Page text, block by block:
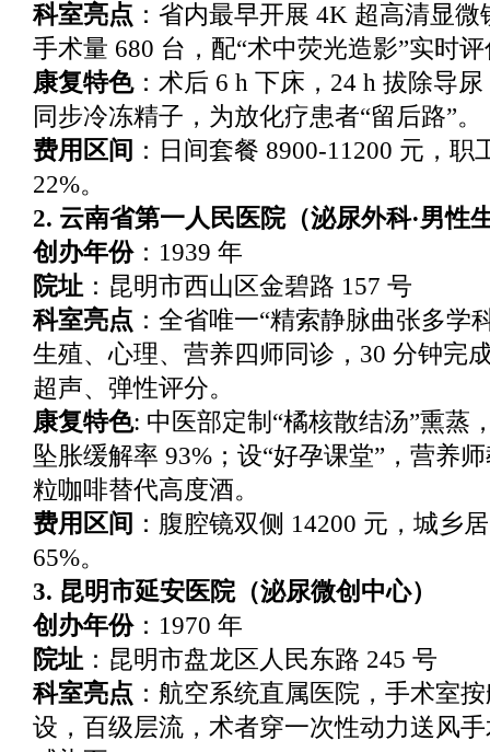
科室亮点 ：省内最早开展 4K 超高清显
手术量 680 台，配“术中荧光造影”实时
康复特色：术后 6 h 下床，24 h 拔除导
同步冷冻精子，为放化疗患者“留后路”。
费用区间 ：日间套餐 8900-11200 元，职
22%。
2. 云南省第一人民医院（泌尿外科·男性
创办年份：1939 年
院址 ：昆明市西山区金碧路 157 号
科室亮点 ：全省唯一“精索静脉曲张多学
生殖、心理、营养四师同诊，30 分钟完
超声、弹性评分。
康复特色: 中医部定制“橘核散结汤”熏蒸
坠胀缓解率 93%；设“好孕课堂”，营养
粒咖啡替代高度酒。
费用区间 ：腹腔镜双侧 14200 元，城乡
65%。
3. 昆明市延安医院（泌尿微创中心）
创办年份：1970 年
院址 ：昆明市盘龙区人民东路 245 号
科室亮点 ：航空系统直属医院，手术室
设，百级层流，术者穿一次性动力送风